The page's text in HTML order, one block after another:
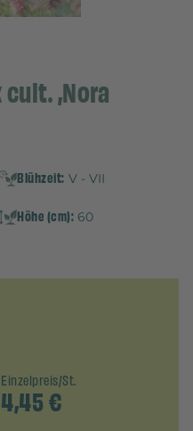
‚Nora
Blühzeit: V - VII
Höhe (cm): 60
Einzelpreis/St.
4,45€